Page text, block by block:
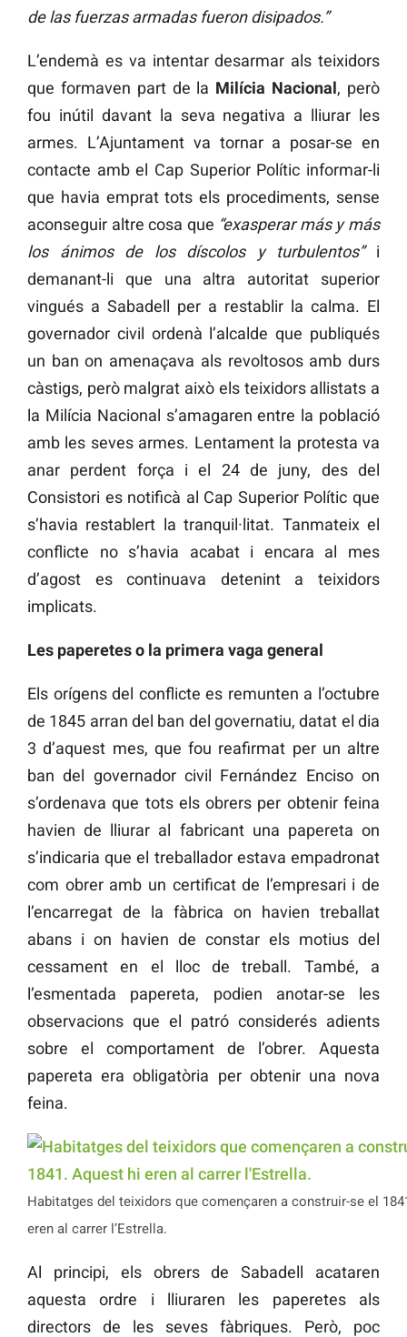
de las fuerzas armadas fueron disipados.”
L’endemà es va intentar desarmar als teixidors
que formaven part de la Milícia Nacional, però
fou inútil davant la seva negativa a lliurar les
armes. L’Ajuntament va tornar a posar-se en
contacte amb el Cap Superior Polític informar-li
que havia emprat tots els procediments, sense
aconseguir altre cosa que “exasperar más y más
los ánimos de los díscolos y turbulentos”i
demanant-li que una altra autoritat superior
vingués a Sabadell per a restablir la calma. El
governador civil ordenà l’alcalde que publiqués
un ban on amenaçava als revoltosos amb durs
càstigs, però malgrat això els teixidors allistats a
la Milícia Nacional s’amagaren entre la població
amb les seves armes. Lentament la protesta va
anar perdent força i el 24 de juny, des del
Consistori es notificà al Cap Superior Polític que
s’havia restablert la tranquil·litat. Tanmateix el
conflicte no s’havia acabat i encara al mes
d’agost es continuava detenint a teixidors
implicats.
Les paperetes o la primera vaga general
Els orígens del conflicte es remunten a l’octubre
de 1845 arran del ban del governatiu, datat el dia
3 d’aquest mes, que fou reafirmat per un altre
ban del governador civil Fernández Enciso on
s’ordenava que tots els obrers per obtenir feina
havien de lliurar al fabricant una papereta on
s’indicaria que el treballador estava empadronat
com obrer amb un certificat de l’empresari i de
l’encarregat de la fàbrica on havien treballat
abans i on havien de constar els motius del
cessament en el lloc de treball. També, a
l’esmentada papereta, podien anotar-se les
observacions que el patró considerés adients
sobre el comportament de l’obrer. Aquesta
papereta era obligatòria per obtenir una nova
feina.
Habitatges del teixidors que començaren a construir-se el
eren al carrer l’Estrella.
Al principi, els obrers de Sabadell acataren
aquesta ordre i lliuraren les paperetes als
directors de les seves fàbriques. Però, poc